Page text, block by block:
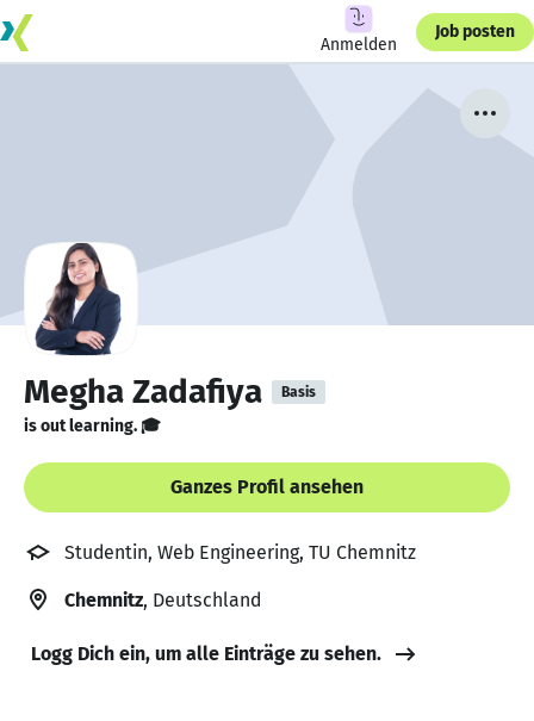
Anmelden
Job posten
Megha Zadafiya Basis
is out learning. 🎓
Ganzes Profil ansehen
Studentin, Web Engineering, TU Chemnitz
Chemnitz, Deutschland
Logg Dich ein, um alle Einträge zu sehen.